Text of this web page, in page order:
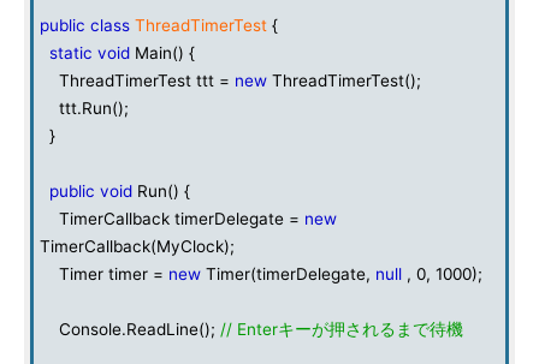
public class ThreadTimerTest {
static void Main() {
ThreadTimerTest ttt = new ThreadTimerTest();
ttt.Run();
}
public void Run() {
TimerCallback timerDelegate = new
TimerCallback(MyClock);
Timer timer = new Timer(timerDelegate, null , 0, 1000);
Console.ReadLine(); // Enterキーが押されるまで待機